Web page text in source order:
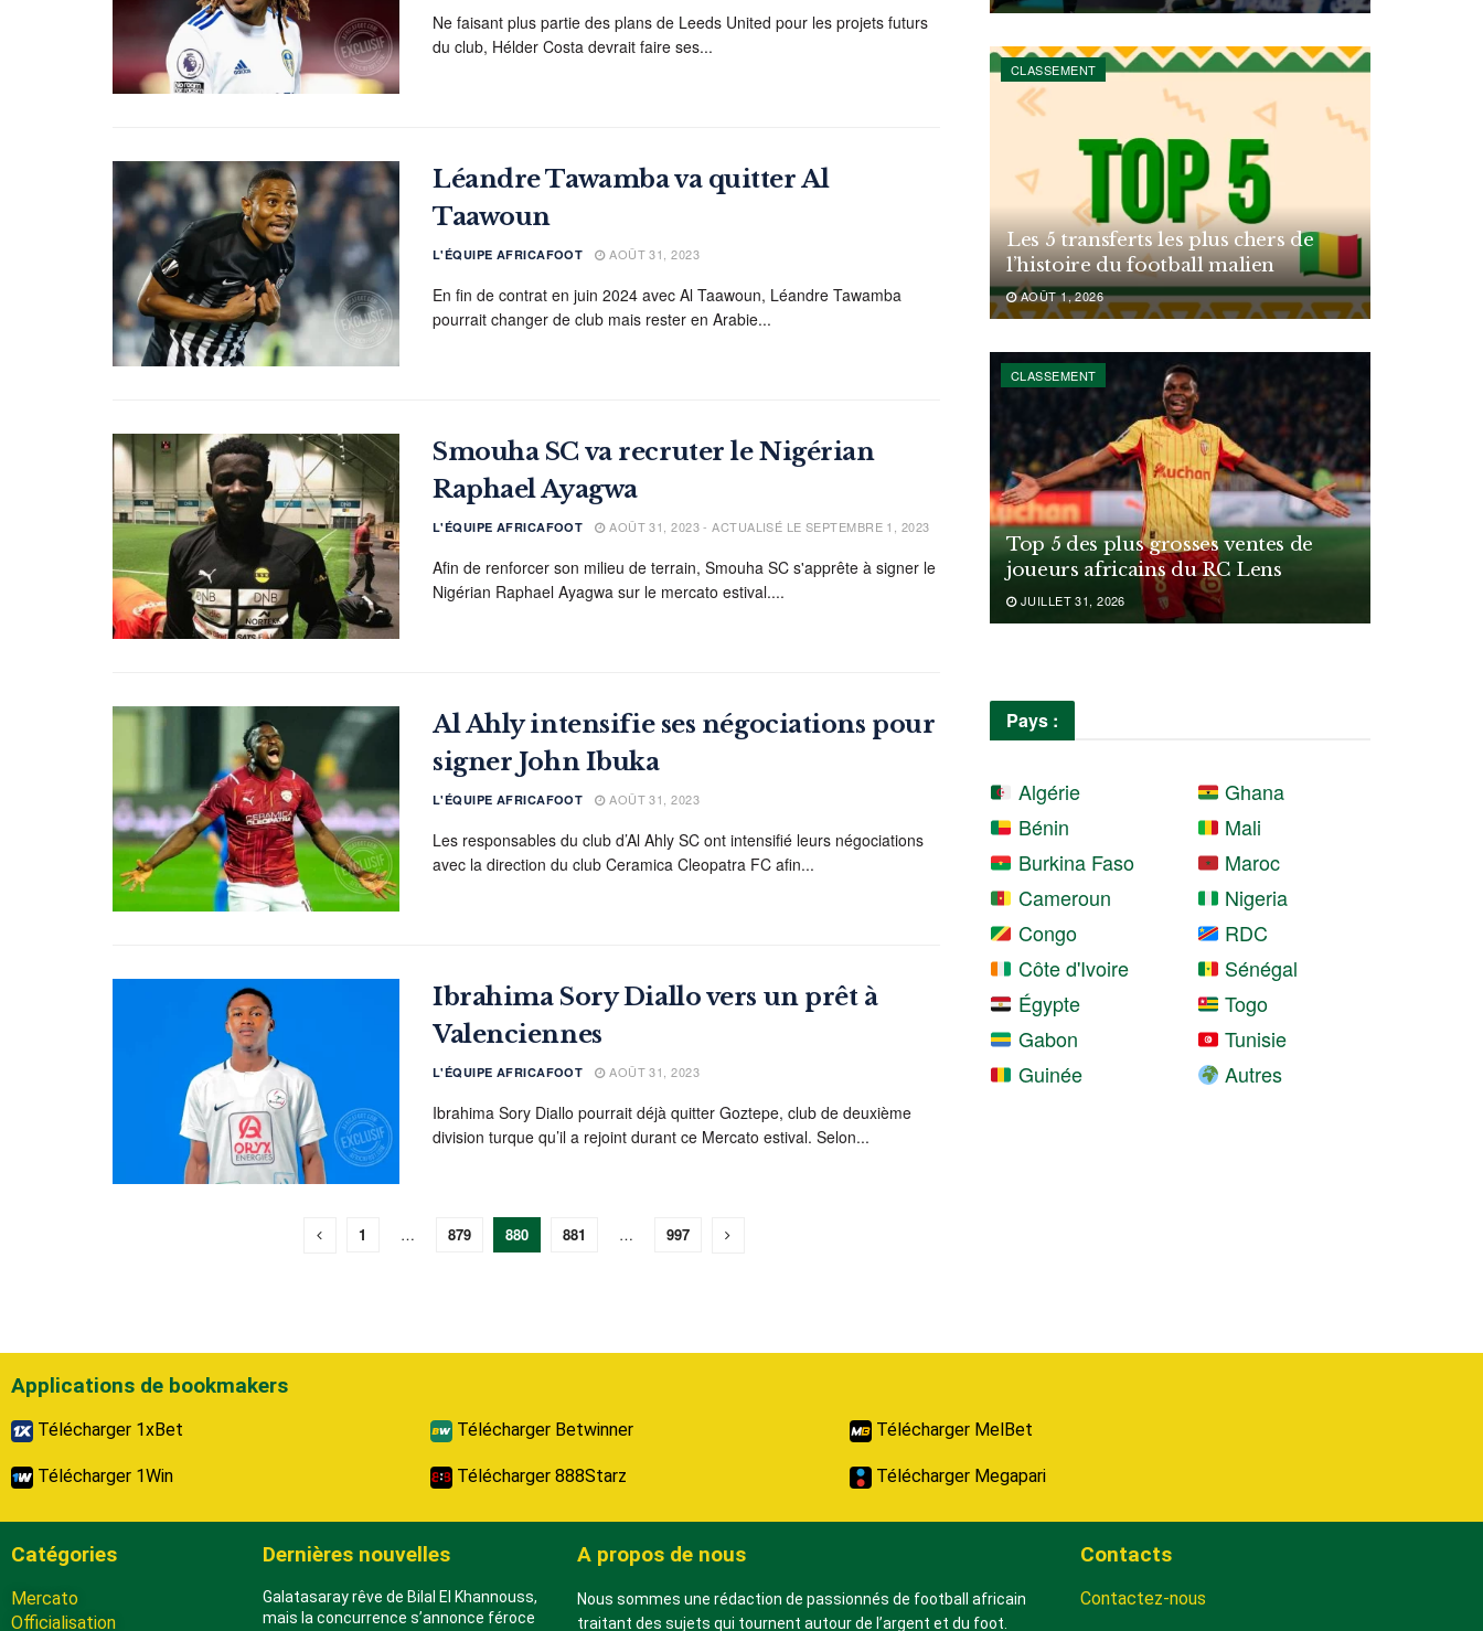
Ne faisant plus partie des plans de Leeds United pour les projets futurs
du club, Hélder Costa devrait faire ses...
Léandre Tawamba va quitter Al
Taawoun
L'ÉQUIPE AFRICAFOOT AOÛT 31, 2023
En fin de contrat en juin 2024 avec Al Taawoun, Léandre Tawamba
pourrait changer de club mais rester en Arabie...
Smouha SC va recruter le Nigérian
Raphael Ayagwa
L'ÉQUIPE AFRICAFOOT AOÛT 31, 2023 - ACTUALISÉ LE SEPTEMBRE 1, 2023
Afin de renforcer son milieu de terrain, Smouha SC s'apprête à signer le
Nigérian Raphael Ayagwa sur le mercato estival....
Al Ahly intensifie ses négociations pour
signer John Ibuka
L'ÉQUIPE AFRICAFOOT AOÛT 31, 2023
Les responsables du club d’Al Ahly SC ont intensifié leurs négociations
avec la direction du club Ceramica Cleopatra FC afin...
Ibrahima Sory Diallo vers un prêt à
Valenciennes
L'ÉQUIPE AFRICAFOOT AOÛT 31, 2023
Ibrahima Sory Diallo pourrait déjà quitter Goztepe, club de deuxième
division turque qu’il a rejoint durant ce Mercato estival. Selon...
1 … 879 880 881 … 997
CLASSEMENT
Les 5 transferts les plus chers de
l’histoire du football malien
AOÛT 1, 2026
CLASSEMENT
Top 5 des plus grosses ventes de
joueurs africains du RC Lens
JUILLET 31, 2026
Pays :
Algérie
Bénin
Burkina Faso
Cameroun
Congo
Côte d'Ivoire
Égypte
Gabon
Guinée
Ghana
Mali
Maroc
Nigeria
RDC
Sénégal
Togo
Tunisie
Autres
Applications de bookmakers
Télécharger 1xBet
Télécharger 1Win
Télécharger Betwinner
Télécharger 888Starz
Télécharger MelBet
Télécharger Megapari
Catégories
Mercato
Officialisation
Dernières nouvelles
Galatasaray rêve de Bilal El Khannouss,
mais la concurrence s’annonce féroce
A propos de nous
Nous sommes une rédaction de passionnés de football africain
traitant des sujets qui tournent autour de l’argent et du foot.
Contacts
Contactez-nous